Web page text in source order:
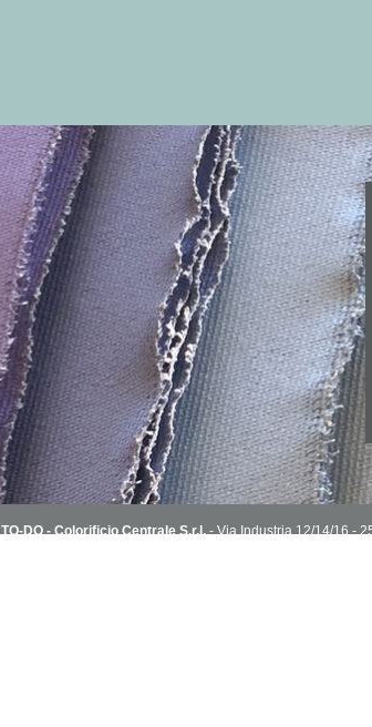
TO-DO - Colorificio Centrale S.r.l.- Via Industria 12/14/16 -